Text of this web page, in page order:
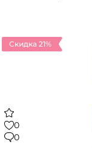
Скидка 21%
0
0